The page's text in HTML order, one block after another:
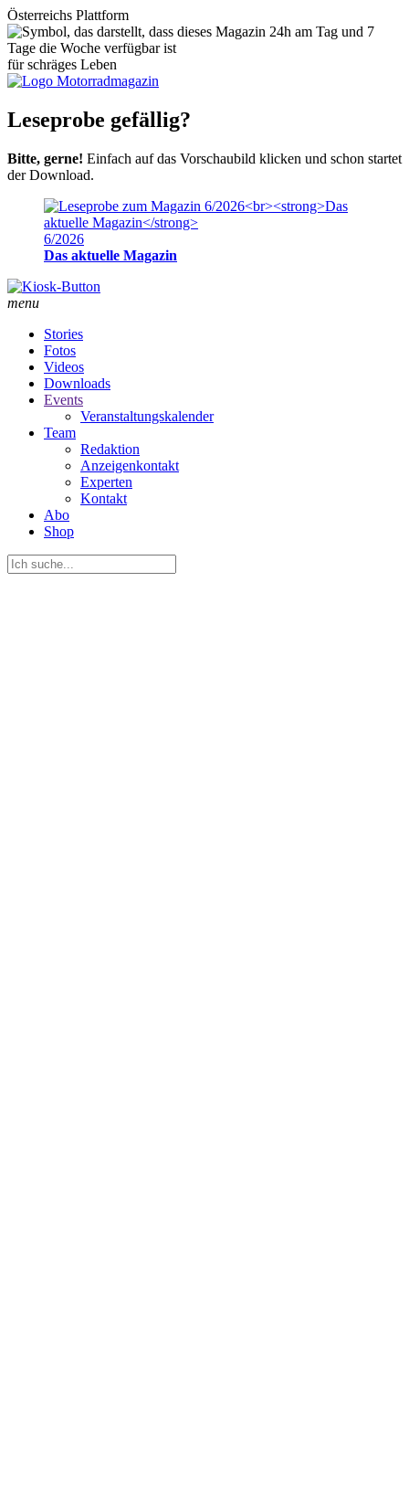
Österreichs Plattform
für schräges Leben
Leseprobe gefällig?
Bitte, gerne! Einfach auf das Vorschaubild klicken und schon startet
der Download.
6/2026
Das aktuelle Magazin
menu
Stories
Fotos
Videos
Downloads
Events
Veranstaltungskalender
Team
Redaktion
Anzeigenkontakt
Experten
Kontakt
Abo
Shop